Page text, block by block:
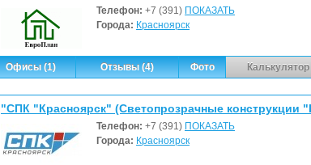
Телефон: +7 (391) ПОКАЗАТЬ
Города: Красноярск
Офисы (1) Отзывы (4) Фото Калькулятор
Телефон: +7 (391) ПОКАЗАТЬ
Города: Красноярск